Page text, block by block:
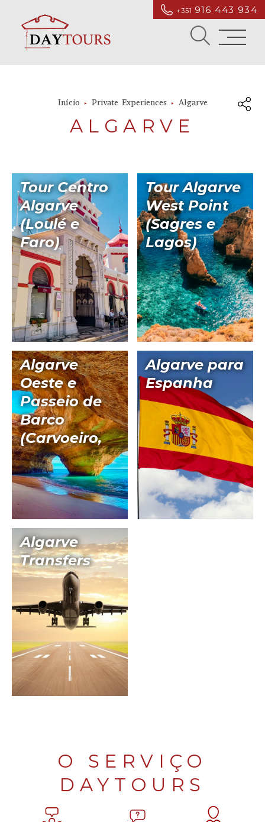
+351 916 443 934
Início Private Experiences Algarve
ALGARVE
Tour Centro
Algarve
(Loulé e
Faro)
Tour Algarve
West Point
(Sagres e
Lagos)
Algarve
Oeste e
Passeio de
Barco
(Carvoeiro,
Algarve para
Espanha
Algarve
Transfers
O SERVIÇO
DAYTOURS